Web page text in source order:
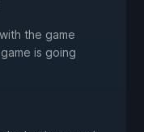
the game
is going